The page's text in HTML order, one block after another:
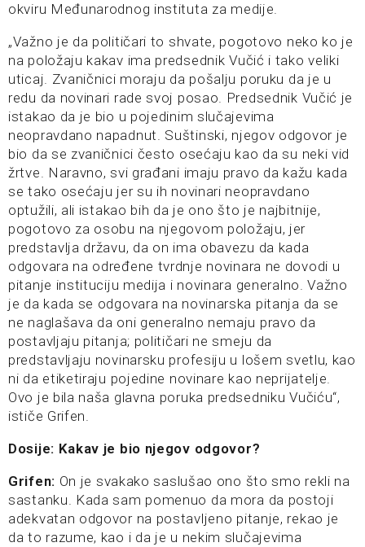
okviru Međunarodnog instituta za medije.
„Važno je da političari to shvate, pogotovo neko ko je
na položaju kakav ima predsednik Vučić i tako veliki
uticaj. Zvaničnici moraju da pošalju poruku da je u
redu da novinari rade svoj posao. Predsednik Vučić je
istakao da je bio u pojedinim slučajevima
neopravdano napadnut. Suštinski, njegov odgovor je
bio da se zvaničnici često osećaju kao da su neki vid
žrtve. Naravno, svi građani imaju pravo da kažu kada
se tako osećaju jer su ih novinari neopravdano
optužili, ali istakao bih da je ono što je najbitnije,
pogotovo za osobu na njegovom položaju, jer
predstavlja državu, da on ima obavezu da kada
odgovara na određene tvrdnje novinara ne dovodi u
pitanje instituciju medija i novinara generalno. Važno
je da kada se odgovara na novinarska pitanja da se
ne naglašava da oni generalno nemaju pravo da
postavljaju pitanja; političari ne smeju da
predstavljaju novinarsku profesiju u lošem svetlu, kao
ni da etiketiraju pojedine novinare kao neprijatelje.
Ovo je bila naša glavna poruka predsedniku Vučiću“,
ističe Grifen.
Dosije: Kakav je bio njegov odgovor?
Grifen: On je svakako saslušao ono što smo rekli na
sastanku. Kada sam pomenuo da mora da postoji
adekvatan odgovor na postavljeno pitanje, rekao je
da to razume, kao i da je u nekim slučajevima